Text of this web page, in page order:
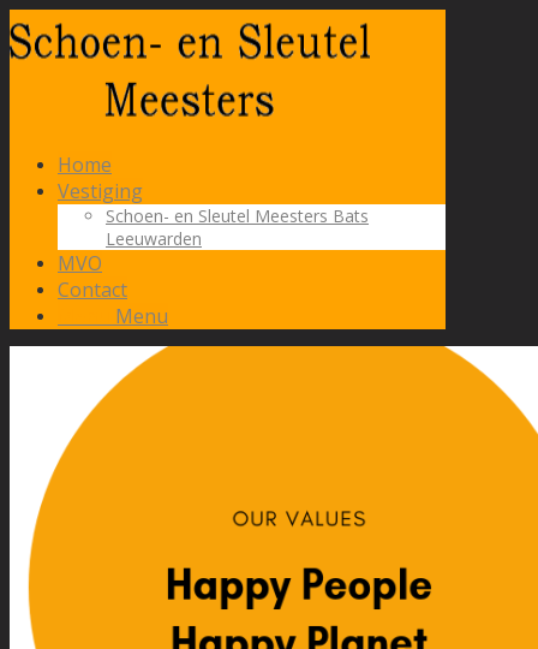
Home
Vestiging
Schoen- en Sleutel Meesters Bats
Leeuwarden
MVO
Contact
Menu